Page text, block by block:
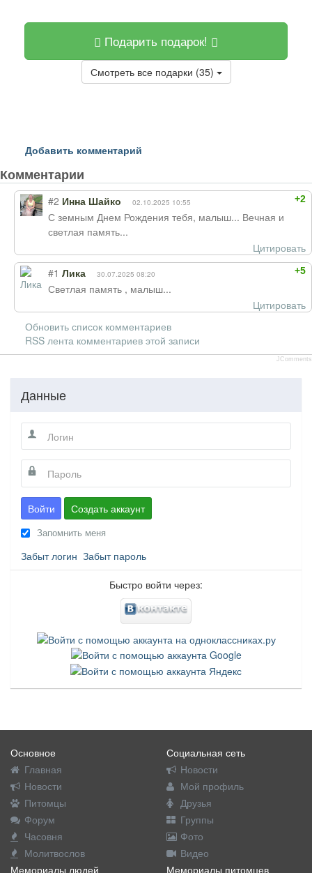
Подарить подарок!
Смотреть все подарки (35)
Добавить комментарий
Комментарии
+2
#2 Инна Шайко 02.10.2025 10:55
С земным Днем Рождения тебя, малыш... Вечная и
светлая память...
Цитировать
+5
#1 Лика 30.07.2025 08:20
Светлая память , малыш...
Цитировать
Обновить список комментариев
RSS лента комментариев этой записи
JComments
Данные
Войти Создать аккаунт
Запомнить меня
Забыт логин Забыт пароль
Быстро войти через:
Основное
Главная
Новости
Питомцы
Форум
Часовня
Молитвослов
Социальная сеть
Новости
Мой профиль
Друзья
Группы
Фото
Видео
Мемориалы людей
Мемориалы питомцев